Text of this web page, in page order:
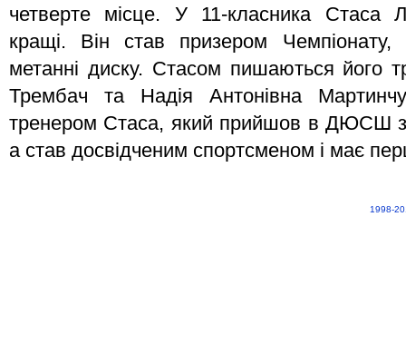
четверте місце. У 11-класника Стаса
кращі. Він став призером
метанні диску. Стасом пишаються його
Трембач та Надія Антонівна
тренером Стаса, який прийшов в ДЮСШ
а став досвідченим спортсменом і має
1998-